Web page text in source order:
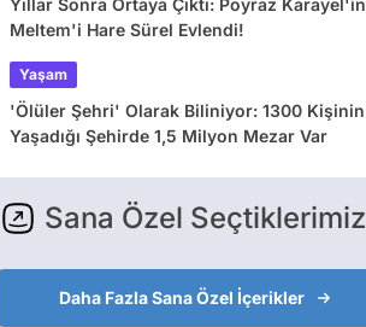
Yıllar Sonra Ortaya Çıktı: Poyraz Karayel'in
Meltem'i Hare Sürel Evlendi!
Yaşam
'Ölüler Şehri' Olarak Biliniyor: 1300 Kişinin
Yaşadığı Şehirde 1,5 Milyon Mezar Var
Sana Özel Seçtiklerimiz
Daha Fazla Sana Özel İçerikler